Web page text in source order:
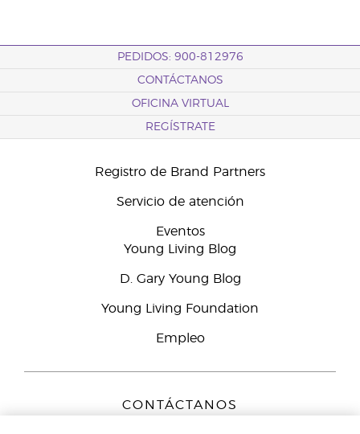
PEDIDOS: 900-812976
CONTÁCTANOS
OFICINA VIRTUAL
REGÍSTRATE
Registro de Brand Partners
Servicio de atención
Eventos
Young Living Blog
D. Gary Young Blog
Young Living Foundation
Empleo
CONTÁCTANOS